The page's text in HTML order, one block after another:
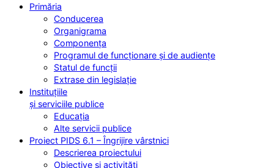
Primăria
Conducerea
Organigrama
Componența
Programul de funcționare și de audiențe
Statul de funcții
Extrase din legislație
Instituțiile
și serviciile publice
Educația
Alte servicii publice
Proiect PIDS 6.1 – Îngrijire vârstnici
Descrierea proiectului
Obiective și activități